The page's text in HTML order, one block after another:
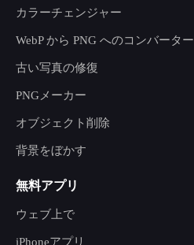
カラーチェンジャー
WebP から PNG へのコンバーター
古い写真の修復
PNGメーカー
オブジェクト削除
背景をぼかす
無料アプリ
ウェブ上で
iPhoneアプリ